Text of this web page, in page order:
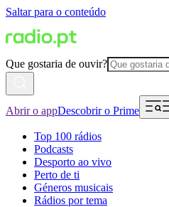
Saltar para o conteúdo
Que gostaria de ouvir?
Abrir o appDescobrir o Prime
Top 100 rádios
Podcasts
Desporto ao vivo
Perto de ti
Géneros musicais
Rádios por tema